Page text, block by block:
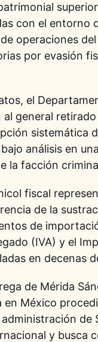
con el entorno
operaciones
por evasión
el
general
sistemática
análisis en
la facción
fiscal
de la
de
(IVA) y el
en decenas
de Mérida
en México
de
y busca